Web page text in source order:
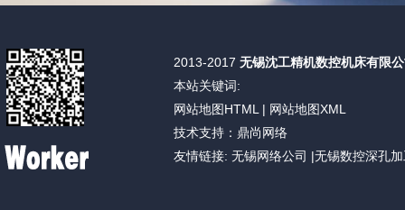
2013-2017 无锡沈工精机数控机床有限
本站关键词:
网站地图HTML | 网站地图XML
技术支持：鼎尚网络
友情链接: 无锡网络公司 |无锡数控深孔